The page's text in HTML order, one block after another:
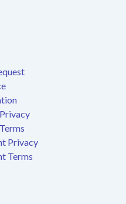
Privacy
Terms